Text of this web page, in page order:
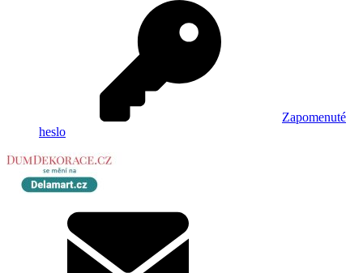
Zapomenuté
heslo